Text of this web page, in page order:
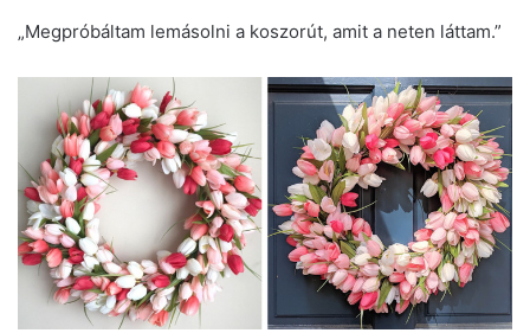
„Megpróbáltam lemásolni a koszorút, amit a neten láttam.”